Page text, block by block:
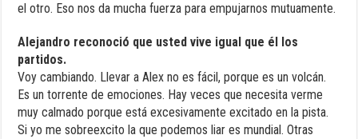
el otro. Eso nos da mucha fuerza para empujarnos mutuamente.
Alejandro reconoció que usted vive igual que él los
partidos.
Voy cambiando. Llevar a Alex no es fácil, porque es un volcán.
Es un torrente de emociones. Hay veces que necesita verme
muy calmado porque está excesivamente excitado en la pista.
Si yo me sobreexcito la que podemos liar es mundial. Otras